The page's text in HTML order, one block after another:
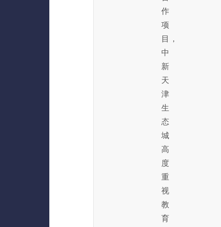
作
项
目，
中
新
天
津
生
态
城
高
度
重
视
教
育